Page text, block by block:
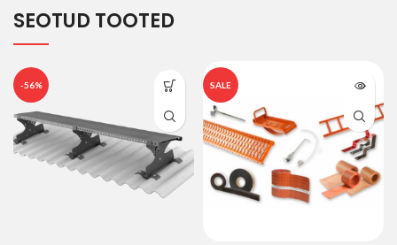
SEOTUD TOOTED
-56% SALE